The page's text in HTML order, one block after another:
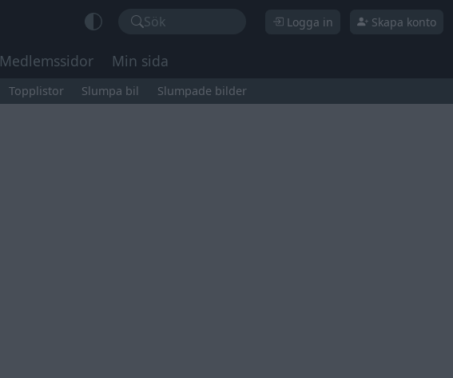
Sök Logga in Skapa konto
Medlemssidor Min sida
Topplistor Slumpa bil Slumpade bilder